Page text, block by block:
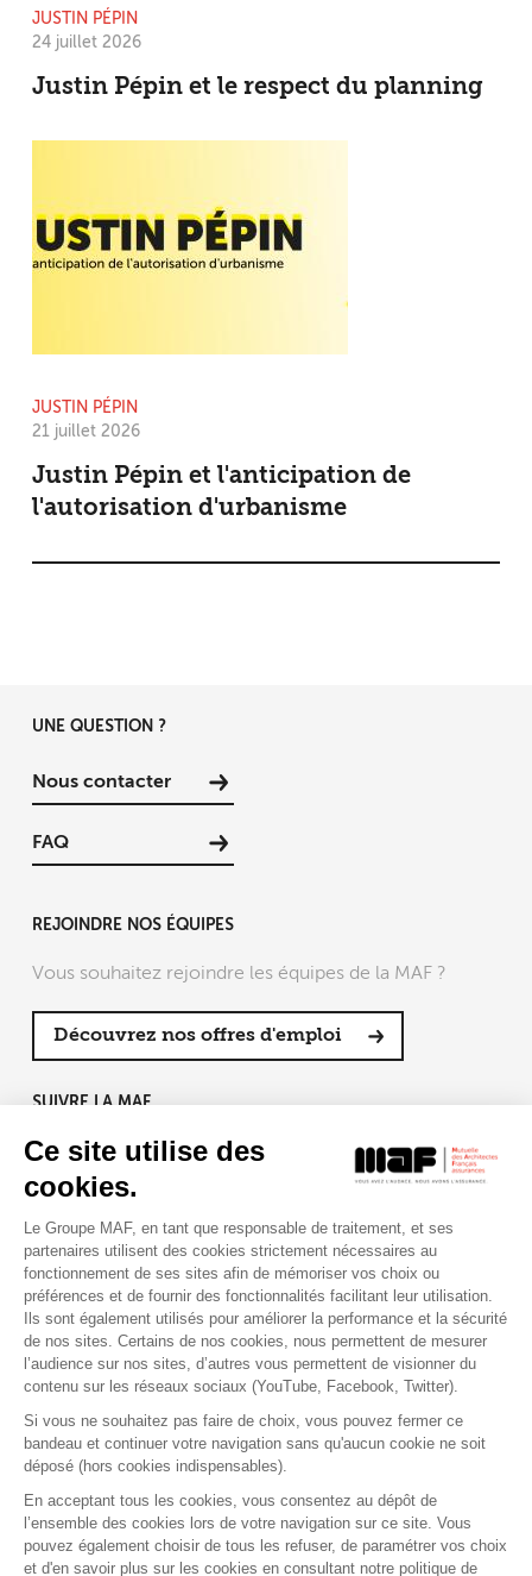
Ce site utilise des
cookies.
Le Groupe MAF, en tant que responsable de traitement, et ses
partenaires utilisent des cookies strictement nécessaires au
fonctionnement de ses sites afin de mémoriser vos choix ou
préférences et de fournir des fonctionnalités facilitant leur utilisation.
Ils sont également utilisés pour améliorer la performance et la sécurité
de nos sites. Certains de nos cookies, nous permettent de mesurer
l’audience sur nos sites, d’autres vous permettent de visionner du
contenu sur les réseaux sociaux (YouTube, Facebook, Twitter).
Si vous ne souhaitez pas faire de choix, vous pouvez fermer ce
bandeau et continuer votre navigation sans qu'aucun cookie ne soit
déposé (hors cookies indispensables).
En acceptant tous les cookies, vous consentez au dépôt de
l’ensemble des cookies lors de votre navigation sur ce site. Vous
pouvez également choisir de tous les refuser, de paramétrer vos choix
et d'en savoir plus sur les cookies en consultant notre politique de
JUSTIN PÉPIN
24 juillet 2026
Justin Pépin et le respect du planning
JUSTIN PÉPIN
21 juillet 2026
Justin Pépin et l'anticipation de
l'autorisation d'urbanisme
UNE QUESTION ?
Nous contacter
FAQ
REJOINDRE NOS ÉQUIPES
Vous souhaitez rejoindre les équipes de la MAF ?
Découvrez nos offres d'emploi
SUIVRE LA MAF
RETROUVEZ-NOUS SUR :
Contact Presse Assistance
Mentions légales
Gestion des cookies
Politique de confidentialité
Conditions générales d'utilisation